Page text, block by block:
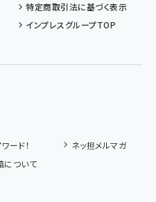
特定商取引法に基づく表示
インプレスグループTOP
ード！
ネッ担メルマガ
について